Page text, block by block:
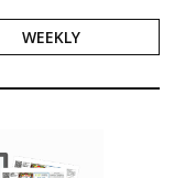
WEEKLY